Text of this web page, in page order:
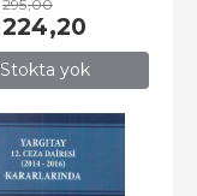
Stokta yok
295,00
224,20